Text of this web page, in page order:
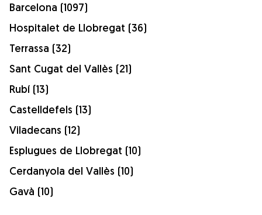
Barcelona (1097)
Hospitalet de Llobregat (36)
Terrassa (32)
Sant Cugat del Vallès (21)
Rubí (13)
Castelldefels (13)
Viladecans (12)
Esplugues de Llobregat (10)
Cerdanyola del Vallès (10)
Gavà (10)